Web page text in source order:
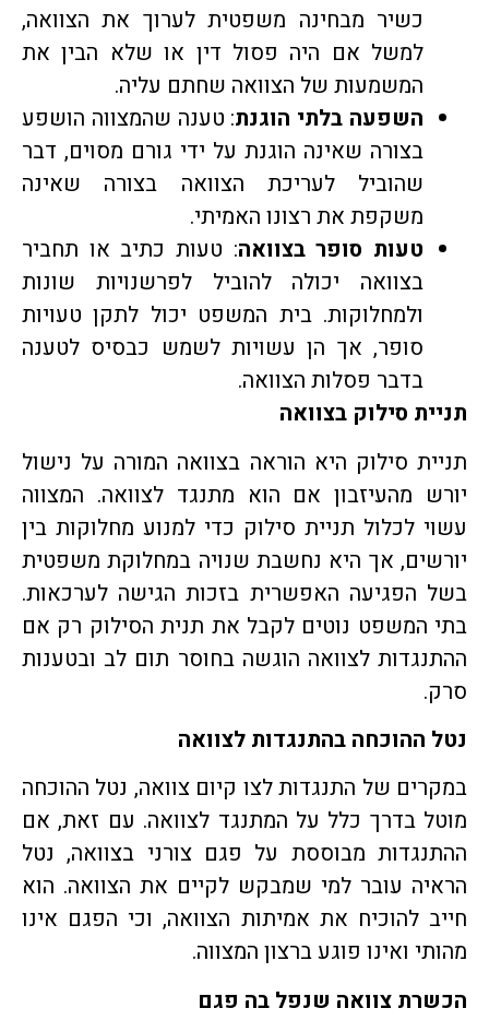
כשיר מבחינה משפטית לערוך את הצוואה,
למשל אם היה פסול דין או שלא הבין את
המשמעות של הצוואה שחתם עליה.
השפעה בלתי הוגנת: טענה שהמצווה הושפע
בצורה שאינה הוגנת על ידי גורם מסוים, דבר
שהוביל לעריכת הצוואה בצורה שאינה
משקפת את רצונו האמיתי.
טעות סופר בצוואה: טעות כתיב או תחביר
בצוואה יכולה להוביל לפרשנויות שונות
ולמחלוקות. בית המשפט יכול לתקן טעויות
סופר, אך הן עשויות לשמש כבסיס לטענה
בדבר פסלות הצוואה.
תניית סילוק בצוואה
תניית סילוק היא הוראה בצוואה המורה על נישול
יורש מהעיזבון אם הוא מתנגד לצוואה. המצווה
עשוי לכלול תניית סילוק כדי למנוע מחלוקות בין
יורשים, אך היא נחשבת שנויה במחלוקת משפטית
בשל הפגיעה האפשרית בזכות הגישה לערכאות.
בתי המשפט נוטים לקבל את תנית הסילוק רק אם
ההתנגדות לצוואה הוגשה בחוסר תום לב ובטענות
סרק.
נטל ההוכחה בהתנגדות לצוואה
במקרים של התנגדות לצו קיום צוואה, נטל ההוכחה
מוטל בדרך כלל על המתנגד לצוואה. עם זאת, אם
ההתנגדות מבוססת על פגם צורני בצוואה, נטל
הראיה עובר למי שמבקש לקיים את הצוואה. הוא
חייב להוכיח את אמיתות הצוואה, וכי הפגם אינו
מהותי ואינו פוגע ברצון המצווה.
הכשרת צוואה שנפל בה פגם